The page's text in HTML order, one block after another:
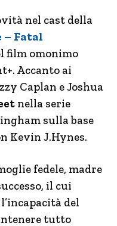
nel cast della
– Fatal
film omonimo
Accanto ai
Caplan e Joshua
nella serie
sulla base
Kevin J.Hynes.
fedele, madre
il cui
del
tutto